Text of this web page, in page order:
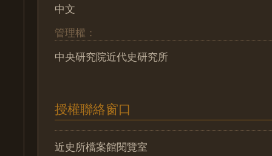
中文
管理權：
中央研究院近代史研究所
授權聯絡窗口
近史所檔案館閱覽室